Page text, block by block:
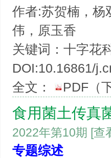
作者:苏贺楠，杨
伟，原玉香
关键词：十字花
DOI:10.16861/
全文：
PDF （
食用菌土传真
2022年第10期 [查
专题综述